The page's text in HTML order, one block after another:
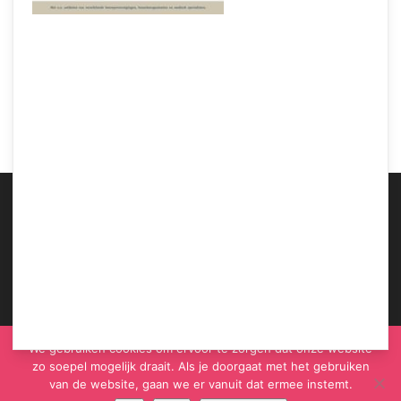
We gebruiken cookies om ervoor te zorgen dat onze website
zo soepel mogelijk draait. Als je doorgaat met het gebruiken
van de website, gaan we er vanuit dat ermee instemt.